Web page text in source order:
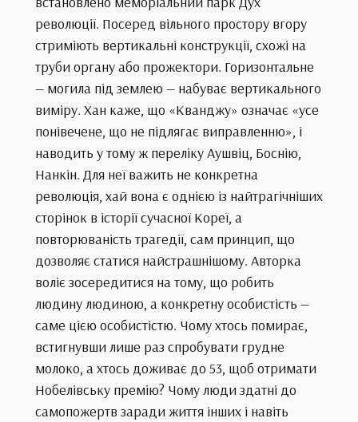
революції. Посеред вільного простору вгору
стриміють вертикальні конструкції, схожі на
труби органу або прожектори. Горизонтальне
— могила під землею — набуває вертикального
виміру. Хан каже, що «Кванджу» означає «усе
понівечене, що не підлягає виправленню», і
наводить у тому ж переліку Аушвіц, Боснію,
Нанкін. Для неї важить не конкретна
революція, хай вона є однією із найтрагічніших
сторінок в історії сучасної Кореї, а
повторюваність трагедії, сам принцип, що
дозволяє статися найстрашнішому. Авторка
воліє зосередитися на тому, що робить
людину людиною, а конкретну особистість —
саме цією особистістю. Чому хтось помирає,
встигнувши лише раз спробувати грудне
молоко, а хтось доживає до 53, щоб отримати
Нобелівську премію? Чому люди здатні до
самопожертв заради життя інших і навіть